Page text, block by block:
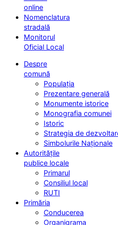
online
Nomenclatura
stradală
Monitorul
Oficial Local
Despre
comună
Populația
Prezentare generală
Monumente istorice
Monografia comunei
Istoric
Strategia de
Simbolurile Naționale
Autoritățile
publice locale
Primarul
Consiliul local
RUTI
Primăria
Conducerea
Organigrama